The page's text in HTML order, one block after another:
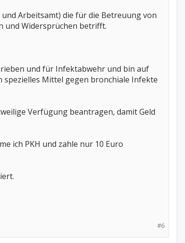
Arbeitsamt) die für die Betreuung von
und Widersprüchen betrifft.
und für Infektabwehr und bin auf
spezielles Mittel gegen bronchiale Infekte
Verfügung beantragen, damit Geld
ich PKH und zahle nur 10 Euro
#6